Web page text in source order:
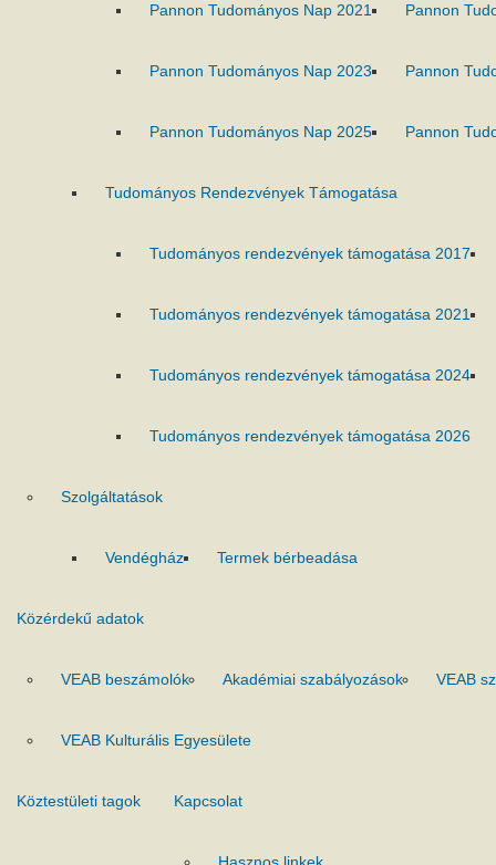
Pannon Tudományos Nap 2021 Pannon
Pannon Tudományos Nap 2023 Pannon
Pannon Tudományos Nap 2025 Pannon
Tudományos Rendezvények Támogatása
Tudományos rendezvények támogatása 2017
Tudományos rendezvények támogatása 2021
Tudományos rendezvények támogatása 2024
Tudományos rendezvények támogatása 2026
Szolgáltatások
Vendégház Termek bérbeadása
Közérdekű adatok
VEAB beszámolók Akadémiai szabályozások VEAB
VEAB Kulturális Egyesülete
Köztestületi tagok Kapcsolat